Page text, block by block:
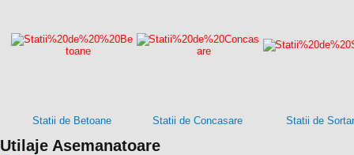
Statii de Betoane Statii de Concasare Statii de
Utilaje Asemanatoare